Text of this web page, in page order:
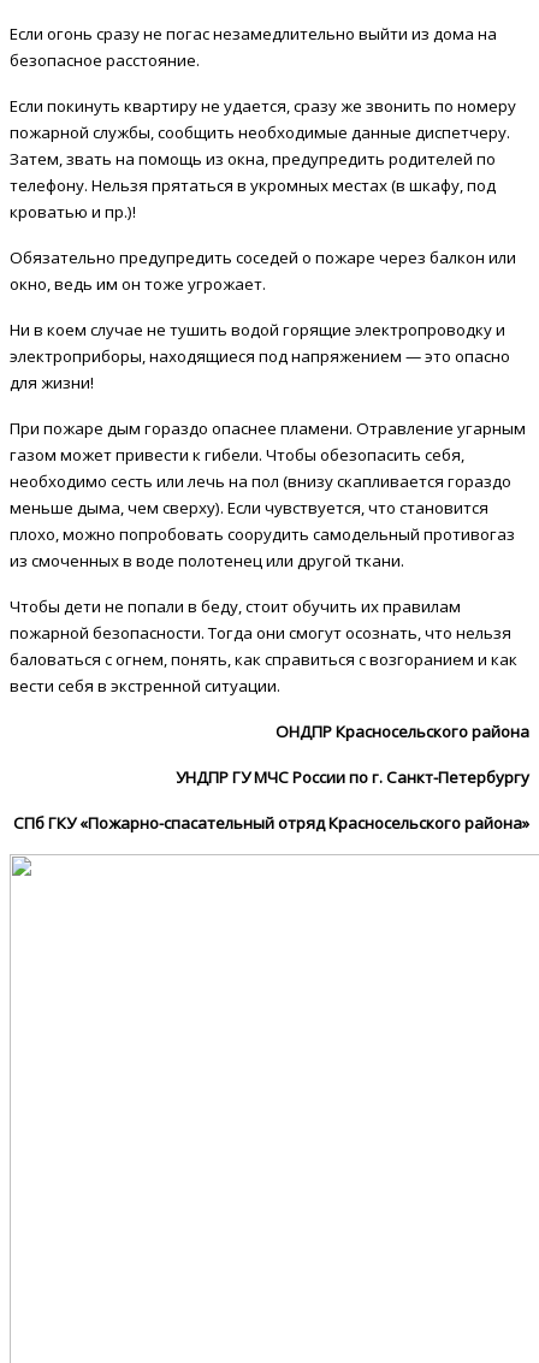
Если огонь сразу не погас незамедлительно выйти из дома на
безопасное расстояние.
Если покинуть квартиру не удается, сразу же звонить по номеру
пожарной службы, сообщить необходимые данные диспетчеру.
Затем, звать на помощь из окна, предупредить родителей по
телефону. Нельзя прятаться в укромных местах (в шкафу, под
кроватью и пр.)!
Обязательно предупредить соседей о пожаре через балкон или
окно, ведь им он тоже угрожает.
Ни в коем случае не тушить водой горящие электропроводку и
электроприборы, находящиеся под напряжением — это опасно
для жизни!
При пожаре дым гораздо опаснее пламени. Отравление угарным
газом может привести к гибели. Чтобы обезопасить себя,
необходимо сесть или лечь на пол (внизу скапливается гораздо
меньше дыма, чем сверху). Если чувствуется, что становится
плохо, можно попробовать соорудить самодельный противогаз
из смоченных в воде полотенец или другой ткани.
Чтобы дети не попали в беду, стоит обучить их правилам
пожарной безопасности. Тогда они смогут осознать, что нельзя
баловаться с огнем, понять, как справиться с возгоранием и как
вести себя в экстренной ситуации.
ОНДПР Красносельского района
УНДПР ГУ МЧС России по г. Санкт-Петербургу
СПб ГКУ «Пожарно-спасательный отряд Красносельского района»